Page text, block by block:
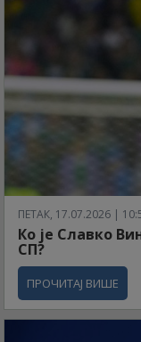
ПЕТАК, 17.07.2026 |
Ко је Славко
СП?
ПРОЧИТАЈ ВИШЕ